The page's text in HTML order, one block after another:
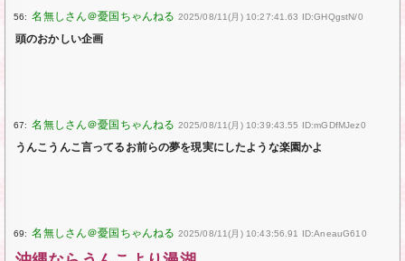
56: 2025/08/11(月) 10:27:41.63 ID:GHQgstN/0
頭のおかしい企画
67: 2025/08/11(月) 10:39:43.55 ID:mGDfMJez0
うんこうんこ言ってるお前らの夢を現実にしたような楽園かよ
69: 2025/08/11(月) 10:43:56.91 ID:AneauG610